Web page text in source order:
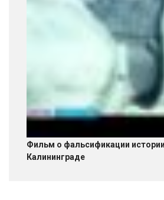
Фильм о фальсификации
Калининграде